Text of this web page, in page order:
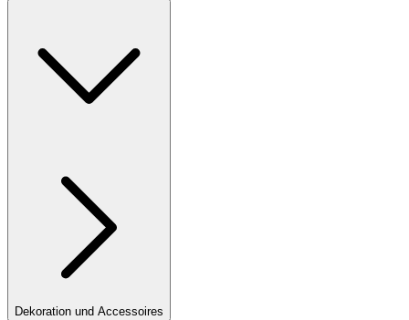
Dekoration und Accessoires